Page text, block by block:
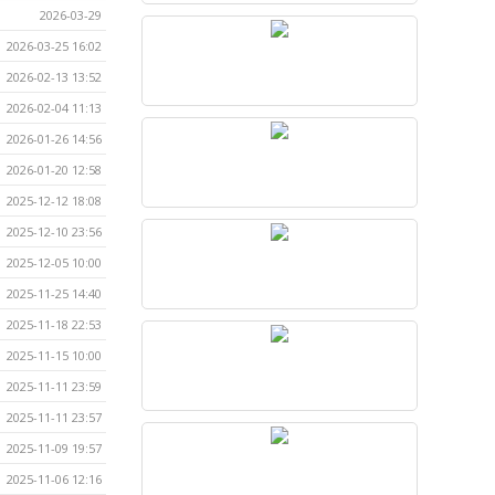
2026-03-29
2026-03-25 16:02
2026-02-13 13:52
2026-02-04 11:13
2026-01-26 14:56
2026-01-20 12:58
2025-12-12 18:08
2025-12-10 23:56
2025-12-05 10:00
2025-11-25 14:40
2025-11-18 22:53
2025-11-15 10:00
2025-11-11 23:59
2025-11-11 23:57
2025-11-09 19:57
2025-11-06 12:16